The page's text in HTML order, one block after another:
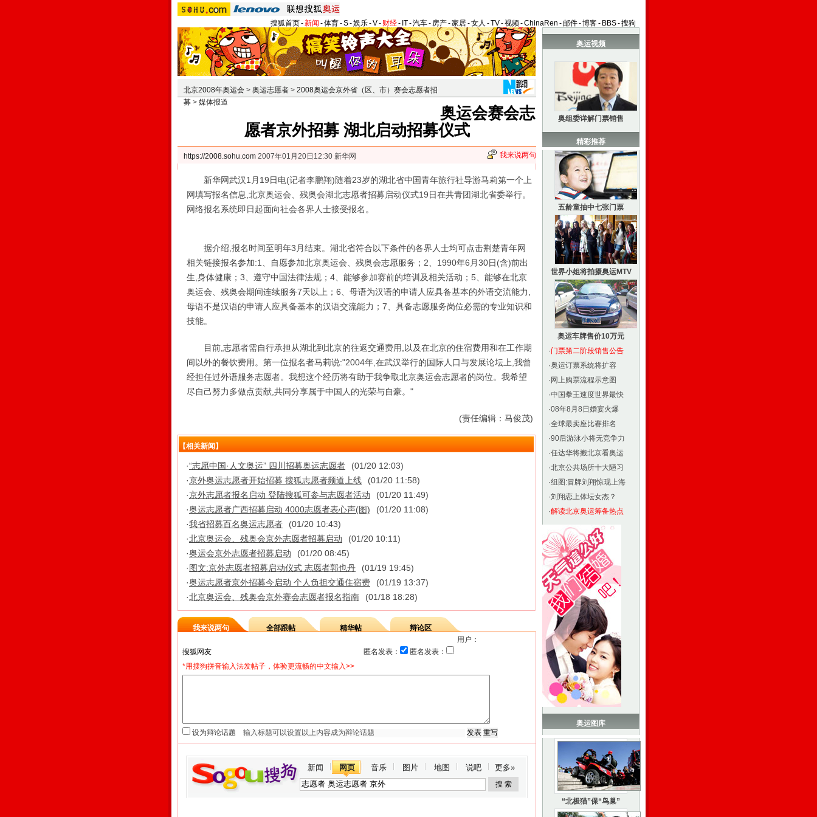
搜狐首页-新闻 -体育-S-娱乐-V- 财经- IT-汽车- 房产-家居-女人 -TV-视频-ChinaRen -邮件-博客- BBS-搜狗
北京2008年奥运会 > 奥运志愿者 > 2008奥运会京外省（区、市）赛会志愿者招
募 > 媒体报道
奥运会赛会志
愿者京外招募 湖北启动招募仪式
https://2008.sohu.com 2007年01月20日12:30 新华网 我来说两句
新华网武汉1月19日电(记者李鹏翔)随着23岁的湖北省中国青年旅行社导游马莉第一个上
网填写报名信息,北京奥运会、残奥会湖北志愿者招募启动仪式19日在共青团湖北省委举行。
网络报名系统即日起面向社会各界人士接受报名。
据介绍,报名时间至明年3月结束。湖北省符合以下条件的各界人士均可点击荆楚青年网
相关链接报名参加:1、自愿参加北京奥运会、残奥会志愿服务；2、1990年6月30日(含)前出
生,身体健康；3、遵守中国法律法规；4、能够参加赛前的培训及相关活动；5、能够在北京
奥运会、残奥会期间连续服务7天以上；6、母语为汉语的申请人应具备基本的外语交流能力,
母语不是汉语的申请人应具备基本的汉语交流能力；7、具备志愿服务岗位必需的专业知识和
技能。
目前,志愿者需自行承担从湖北到北京的往返交通费用,以及在北京的住宿费用和在工作期
间以外的餐饮费用。第一位报名者马莉说:"2004年,在武汉举行的国际人口与发展论坛上,我曾
经担任过外语服务志愿者。我想这个经历将有助于我争取北京奥运会志愿者的岗位。我希望
尽自己努力多做点贡献,共同分享属于中国人的光荣与自豪。"
(责任编辑：马俊茂)
【相关新闻】
·“志愿中国·人文奥运” 四川招募奥运志愿者
(01/20 12:03)
·京外奥运志愿者开始招募 搜狐志愿者频道上线
(01/20 11:58)
·京外志愿者报名启动 登陆搜狐可参与志愿者活动
(01/20 11:49)
·奥运志愿者广西招募启动 4000志愿者表心声(图)
(01/20 11:08)
·我省招募百名奥运志愿者
(01/20 10:43)
·北京奥运会、残奥会京外志愿者招募启动
(01/20 10:11)
·奥运会京外志愿者招募启动
(01/20 08:45)
· 图文:京外志愿者招募启动仪式 志愿者郭也丹
(01/19 19:45)
·奥运志愿者京外招募今启动 个人负担交通住宿费
(01/19 13:37)
·北京奥运会、残奥会京外赛会志愿者报名指南 (01/18 18:28)
我来说两句 全部跟帖 精华帖
辩论区
用户：
匿名发表：
匿名发表：
*用搜狗拼音输入法发帖子，体验更流畅的中文输入>>
设为辩论话题
新闻 网页 音乐 图片 地图 说吧 更多»
奥运视频
奥组委详解门票销售
精彩推荐
五龄童抽中七张门票
世界小姐将拍摄奥运MTV
奥运车牌售价10万元
·门票第二阶段销售公告
·奥运订票系统将扩容
· 网上购票流程示意图
·中国拳王速度世界最快
·08年8月8日婚宴火爆
·全球最卖座比赛排名
·90后游泳小将无竞争力
·任达华将搬北京看奥运
·北京公共场所十大陋习
·组图:冒牌刘翔惊现上海
·刘翔恋上体坛女杰？
·解读北京奥运筹备热点
奥运图库
“北极猫”保“鸟巢”